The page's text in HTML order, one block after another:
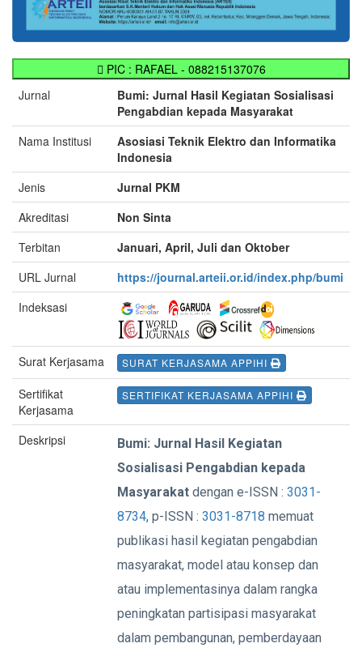
PIC : RAFAEL - 088215137076
Jurnal
Bumi: Jurnal Hasil Kegiatan Sosialisasi
Pengabdian kepada Masyarakat
Nama Institusi
Asosiasi Teknik Elektro dan Informatika
Indonesia
Jenis
Jurnal PKM
Akreditasi
Non Sinta
Terbitan
Januari, April, Juli dan Oktober
URL Jurnal
https://journal.arteii.or.id/index.php/bumi
Indeksasi
Surat Kerjasama SURAT KERJASAMA APPIHI
Sertifikat
Kerjasama
SERTIFIKAT KERJASAMA APPIHI
Deskripsi
Bumi: Jurnal Hasil Kegiatan
Sosialisasi Pengabdian kepada
Masyarakat dengan e-ISSN : 3031-
8734, p-ISSN : 3031-8718 memuat
publikasi hasil kegiatan pengabdian
masyarakat, model atau konsep dan
atau implementasinya dalam rangka
peningkatan partisipasi masyarakat
dalam pembangunan, pemberdayaan